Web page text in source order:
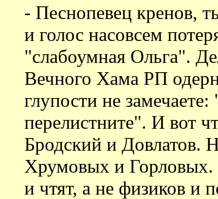
- Песнопевец кренов,
и голос насовсем
"слабоумная Ольга".
Вечного Хама РП
глупости не
перелистните". И вот
Бродский и Довлатов.
Хрумовых и
и чтят, а не физиков и